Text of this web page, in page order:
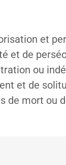
et
et de
ou
et de
de mort ou